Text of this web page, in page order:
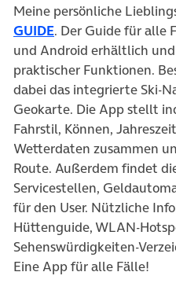
Meine persönliche
GUIDE. Der Guide für alle
und Android erhältlich
praktischer Funktionen.
dabei das integrierte Ski-
Geokarte. Die App stellt
Fahrstil, Können,
Wetterdaten zusammen
Route. Außerdem findet
Servicestellen,
für den User. Nützliche
Hüttenguide, WLAN-
Sehenswürdigkeiten-
Eine App für alle Fälle!